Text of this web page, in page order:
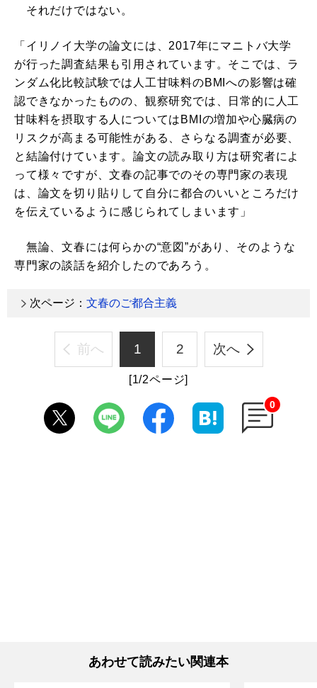
それだけではない。
「イリノイ大学の論文には、2017年にマニトバ大学
が行った調査結果も引用されています。そこでは、ラ
ンダム化比較試験では人工甘味料のBMIへの影響は確
認できなかったものの、観察研究では、日常的に人工
甘味料を摂取する人についてはBMIの増加や心臓病の
リスクが高まる可能性がある、さらなる調査が必要、
と結論付けています。論文の読み取り方は研究者によ
って様々ですが、文春の記事でのその専門家の表現
は、論文を切り貼りして自分に都合のいいところだけ
を伝えているように感じられてしまいます」
無論、文春には何らかの“意図”があり、そのような
専門家の談話を紹介したのであろう。
次ページ： 文春のご都合主義
前へ 1 2 次へ
[1/2ページ]
0
あわせて読みたい関連本